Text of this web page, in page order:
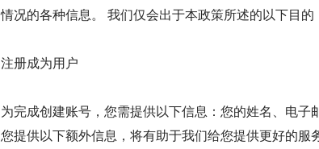
情况的各种信息。 我们仅会出于本政策所述的以下目的
注册成为用户
为完成创建账号，您需提供以下信息：您的姓名、电
您提供以下额外信息，将有助于我们给您提供更好的